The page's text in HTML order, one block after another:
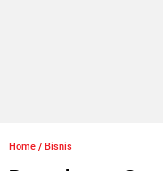
Home / Bisnis